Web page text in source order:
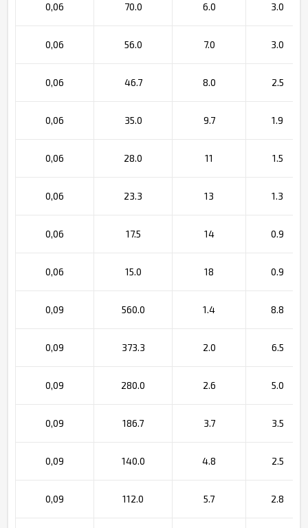
0,06 70.0 6.0 3.0
0,06 56.0 7.0 3.0
0,06 46.7 8.0 2.5
0,06 35.0 9.7 1.9
0,06 28.0 11 1.5
0,06 23.3 13 1.3
0,06 17.5 14 0.9
0,06 15.0 18 0.9
0,09 560.0 1.4 8.8
0,09 373.3 2.0 6.5
0,09 280.0 2.6 5.0
0,09 186.7 3.7 3.5
0,09 140.0 4.8 2.5
0,09 112.0 5.7 2.8